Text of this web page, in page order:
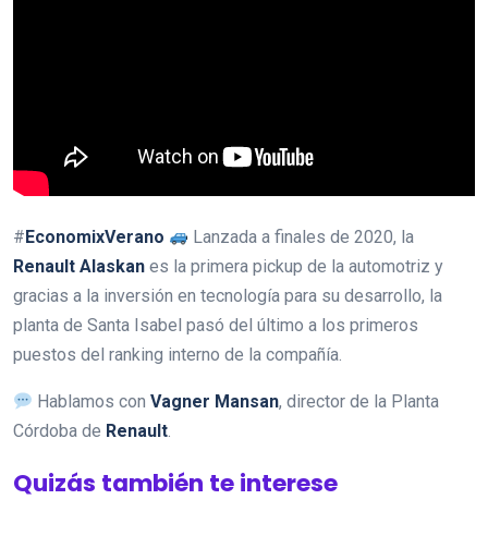
# EconomixVerano
Lanzada a finales de 2020, la
Renault Alaskan es la primera pickup de la automotriz y
gracias a la inversión en tecnología para su desarrollo, la
planta de Santa Isabel pasó del último a los primeros
puestos del ranking interno de la compañía.
Hablamos conVagner Mansan, director de la Planta
Córdoba de Renault.
Quizás también te interese